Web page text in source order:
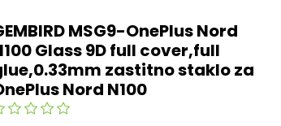
MSG9-OnePlus Nord
Glass 9D full cover,full
zastitno staklo za
Nord N100